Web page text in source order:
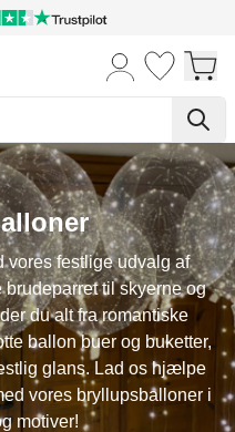
festlige udvalg af
til skyerne og
du alt fra romantiske
ballon buer og buketter,
glans. Lad os hjælpe
vores bryllupsballoner i
motiver!